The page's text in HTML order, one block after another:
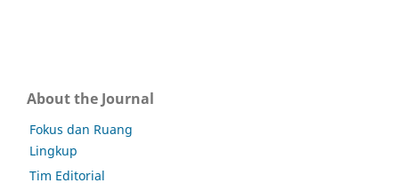
About the Journal
Fokus dan Ruang
Lingkup
Tim Editorial